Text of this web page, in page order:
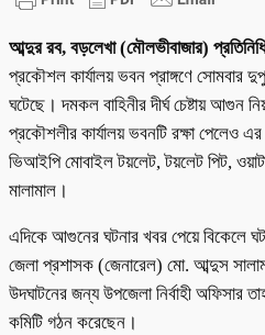
আব্দুর রব, বড়লেখা (মৌলভীবাজার)
প্রকৌশল কার্যালয় ভবন প্রাঙ্গণে সোমবার
ঘটেছে। দমকল বাহিনীর দীর্ঘ চেষ্টায় আগুন
প্রকৌশলীর কার্যালয় ভবনটি রক্ষা পেলেও
ভিআইপি মোবাইল টয়লেট, টয়লেট পিট,
মালামাল।
এদিকে আগুনের ঘটনার খবর পেয়ে বিকেলে
জেলা প্রশাসক (জেনারেল) মো. আব্দুস
উদঘাটনের জন্য উপজেলা নির্বাহী অফিসার
কমিটি গঠন করেছেন।